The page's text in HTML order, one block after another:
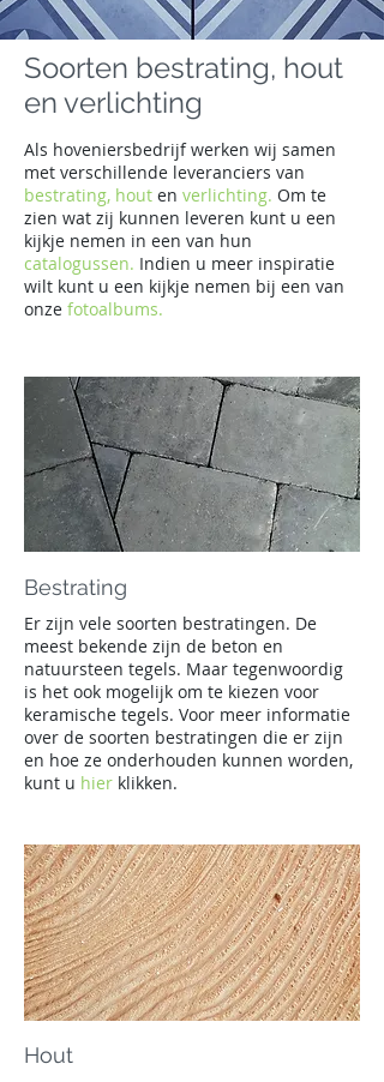
Soorten bestrating, hout
en verlichting
Als hoveniersbedrijf werken wij samen
met verschillende leveranciers van
bestrating, hout en verlichting. Om te
zien wat zij kunnen leveren kunt u een
kijkje nemen in een van hun
catalogussen. Indien u meer inspiratie
wilt kunt u een kijkje nemen bij een van
onze fotoalbums.
Bestrating
Er zijn vele soorten bestratingen. De
meest bekende zijn de beton en
natuursteen tegels. Maar tegenwoordig
is het ook mogelijk om te kiezen voor
keramische tegels. Voor meer informatie
over de soorten bestratingen die er zijn
en hoe ze onderhouden kunnen worden,
kunt u hier klikken.
Hout